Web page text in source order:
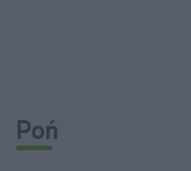
Ροή